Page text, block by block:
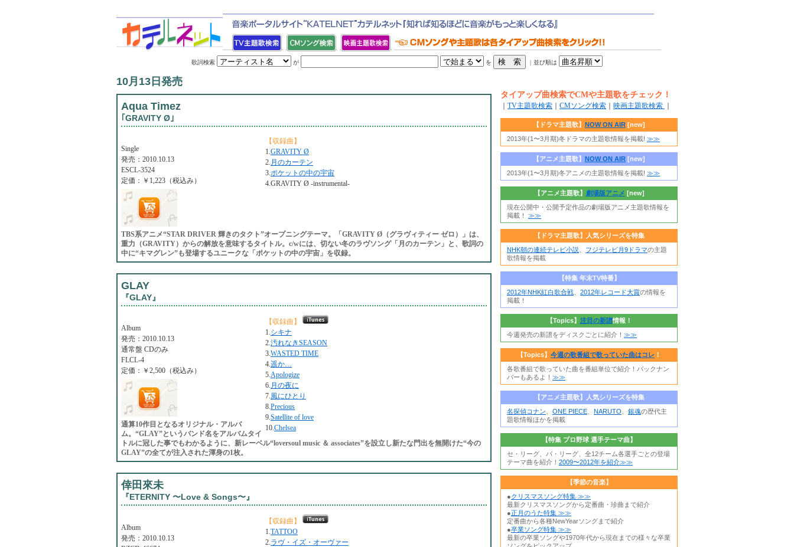
歌詞検索 が を ｜ 並び順は
10月13日発売
Aqua Timez
｢GRAVITY Ø｣
【収録曲】
1.GRAVITY Ø
2. 月のカーテン
3.ポケットの中の宇宙
4.GRAVITY Ø -instrumental-
Single
発売：2010.10.13
ESCL-3524
定価：￥1,223（税込み）
TBS系アニメ“STAR DRIVER 輝きのタクト”オープニングテーマ。「GRAVITY Ø（グラヴィティー ゼロ）」は、
重力（GRAVITY）からの解放を意味するタイトル。c/wには、切ない冬のラヴソング「月のカーテン」と、歌詞の
中に“キマグレン”も登場するユニークな「ポケットの中の宇宙」を収録。
GLAY
『GLAY』
【収録曲】
1.シキナ
2.汚れなきSEASON
3.WASTED TIME
4.遥か…
5.Apologize
6. 月の夜に
7.風にひとり
8.Precious
9.Satellite of love
10.Chelsea
Album
発売：2010.10.13
通常盤 CDのみ
FLCL-4
定価：￥2,500（税込み）
通算10作目となるオリジナル・アルバ
ム。“GLAY”というバンド名をアルバムタイ
トルに冠した事でもわかるように、新レーベル“loversoul music ＆ associates”を設立し新たな門出を無開けた“今の
GLAY”の全てが注入された渾身の1枚。
倖田來未
『ETERNITY 〜Love & Songs〜』
【収録曲】
1.TATTOO
2.ラヴ・イズ・オーヴァー
Album
発売：2010.10.13
タイアップ曲検索でCMや主題歌をチェック！
TV主題歌検索 CMソング検索 映画主題歌検索
【ドラマ主題歌】 NOW ON AIR [new]
2013年(1〜3月期)冬ドラマの主題歌情報を掲載! ≫≫
【アニメ主題歌】 NOW ON AIR [new]
2013年(1〜3月期)冬アニメの主題歌情報を掲載! ≫≫
【アニメ主題歌】 劇場版アニメ [new]
現在公開中・公開予定作品の劇場版アニメ主題歌情報を
掲載！ ≫≫
【ドラマ主題歌】人気シリーズを特集
NHK朝の連続テレビ小説
フジテレビ月9ドラマの主題
歌情報を掲載
【特集 年末TV特番】
2012年NHK紅白歌合戦
2012年レコード大賞の情報を
掲載！
【Topics】 注目の新譜情報！
今週発売の新譜をディスクごとに紹介！ ≫≫
【Topics】 今週の歌番組で歌っていた曲はコレ ！
各歌番組で歌っていた曲を番組単位で紹介！バックナン
バーもあるよ！ ≫≫
【アニメ主題歌】人気シリーズを特集
名探偵コナン
ONE PIECE NARUTO 銀魂の歴代主
題歌情報ほかを掲載
【特集 プロ野球 選手テーマ曲】
セ・リーグ、パ・リーグ、全12チーム各選手ごとの登場
テーマ曲を紹介！ 2009〜2012年を紹介≫≫
【季節の音楽】
●クリスマスソング特集 ≫≫
最新クリスマスソングから定番曲・珍曲まで紹介
●正月のうた特集 ≫≫
定番曲から各種NewYearソングまで紹介
●卒業ソング特集 ≫≫
最新の卒業ソングや1970年代から現在までの様々な卒業